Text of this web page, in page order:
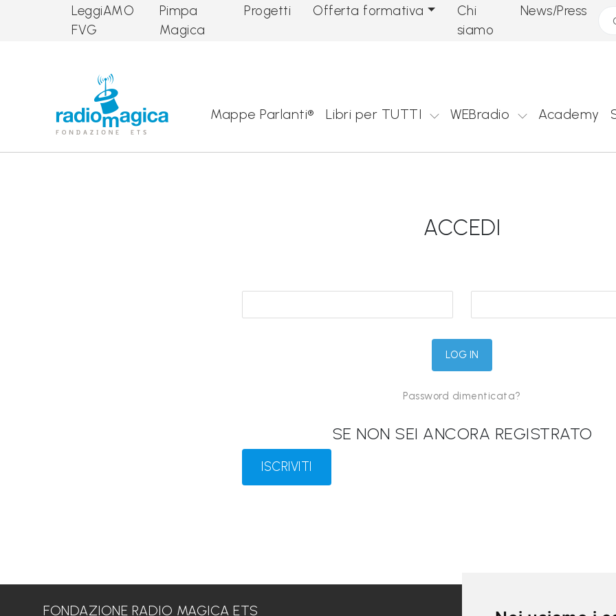
LeggiAMO
FVG
Pimpa
Magica
Progetti Offerta formativa
Chi
siamo
News/Press
Mappe Parlanti® Libri per TUTTI WEBradio Academy
ACCEDI
Password dimenticata?
SE NON SEI ANCORA REGISTRATO
ISCRIVITI
FONDAZIONE RADIO MAGICA ETS LINK UTILI